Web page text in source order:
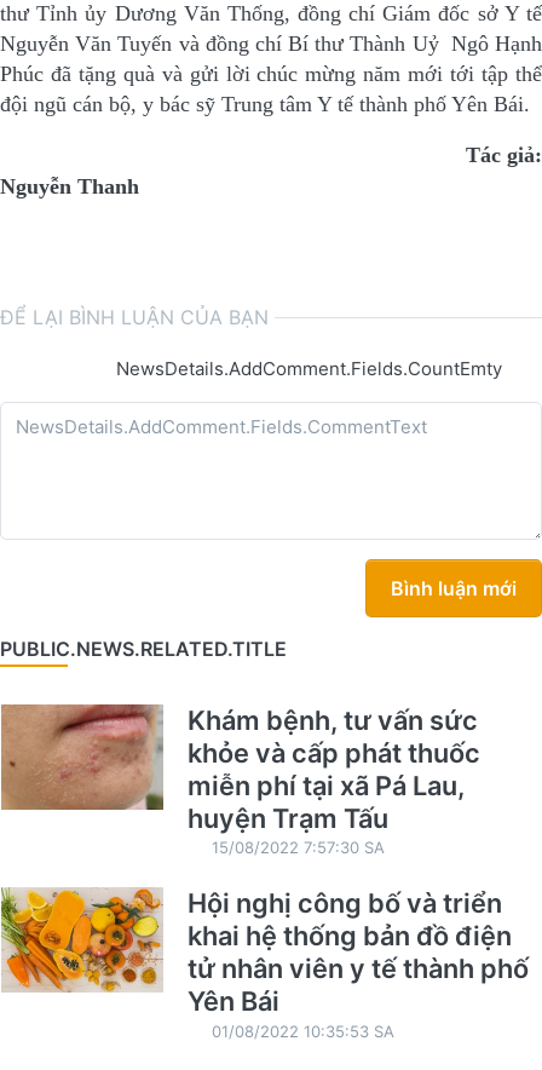
thư Tỉnh ủy Dương Văn Thống, đồng chí Giám đốc sở Y tế
Nguyễn Văn Tuyến và đồng chí Bí thư Thành Uỷ Ngô Hạnh
Phúc đã tặng quà và gửi lời chúc mừng năm mới tới tập thể
đội ngũ cán bộ, y bác sỹ Trung tâm Y tế thành phố Yên Bái.
Tác giả:
Nguyễn Thanh
ĐỂ LẠI BÌNH LUẬN CỦA BẠN
NewsDetails.AddComment.Fields.CountEmty
Bình luận mới
PUBLIC.NEWS.RELATED.TITLE
Khám bệnh, tư vấn sức
khỏe và cấp phát thuốc
miễn phí tại xã Pá Lau,
huyện Trạm Tấu
15/08/2022 7:57:30 SA
Hội nghị công bố và triển
khai hệ thống bản đồ điện
tử nhân viên y tế thành phố
Yên Bái
01/08/2022 10:35:53 SA